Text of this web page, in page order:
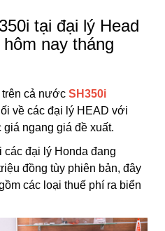
tại đại lý Head
nay tháng
cả nước SH350i
về các đại lý HEAD với
ngang giá đề xuất.
các đại lý Honda đang
đồng tùy phiên bản, đây
các loại thuế phí ra biển